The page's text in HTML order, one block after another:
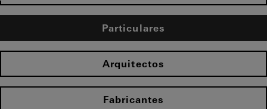
Particulares
Arquitectos
Fabricantes